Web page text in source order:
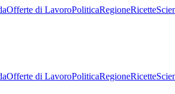
Offerte di LavoroPoliticaRegioneRicette
Offerte di LavoroPoliticaRegioneRicette